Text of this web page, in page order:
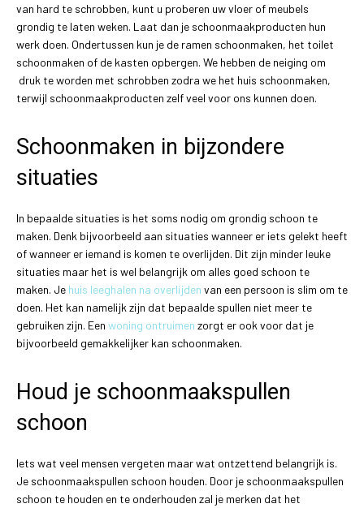
van hard te schrobben, kunt u proberen uw vloer of meubels
grondig te laten weken. Laat dan je schoonmaakproducten hun
werk doen. Ondertussen kun je de ramen schoonmaken, het toilet
schoonmaken of de kasten opbergen. We hebben de neiging om
druk te worden met schrobben zodra we het huis schoonmaken,
terwijl schoonmaakproducten zelf veel voor ons kunnen doen.
Schoonmaken in bijzondere
situaties
In bepaalde situaties is het soms nodig om grondig schoon te
maken. Denk bijvoorbeeld aan situaties wanneer er iets gelekt heeft
of wanneer er iemand is komen te overlijden. Dit zijn minder leuke
situaties maar het is wel belangrijk om alles goed schoon te
maken. Je huis leeghalen na overlijden van een persoon is slim om te
doen. Het kan namelijk zijn dat bepaalde spullen niet meer te
gebruiken zijn. Een woning ontruimen zorgt er ook voor dat je
bijvoorbeeld gemakkelijker kan schoonmaken.
Houd je schoonmaakspullen
schoon
Iets wat veel mensen vergeten maar wat ontzettend belangrijk is.
Je schoonmaakspullen schoon houden. Door je schoonmaakspullen
schoon te houden en te onderhouden zal je merken dat het